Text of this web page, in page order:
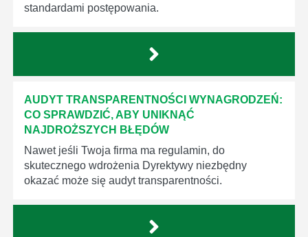
standardami postępowania.
AUDYT TRANSPARENTNOŚCI WYNAGRODZEŃ:
CO SPRAWDZIĆ, ABY UNIKNĄĆ
NAJDROŻSZYCH BŁĘDÓW
Nawet jeśli Twoja firma ma regulamin, do
skutecznego wdrożenia Dyrektywy niezbędny
okazać może się audyt transparentności.